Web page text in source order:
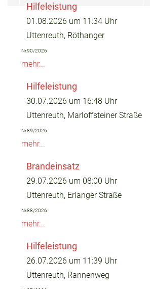
Hilfeleistung
01.08.2026 um 11:34 Uhr
Uttenreuth, Röthanger
Nr.90/2026
mehr...
Hilfeleistung
30.07.2026 um 16:48 Uhr
Uttenreuth, Marloffsteiner Straße
Nr.89/2026
mehr...
Brandeinsatz
29.07.2026 um 08:00 Uhr
Uttenreuth, Erlanger Straße
Nr.88/2026
mehr...
Hilfeleistung
26.07.2026 um 11:39 Uhr
Uttenreuth, Rannenweg